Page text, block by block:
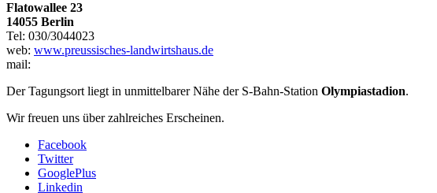
Flatowallee 23
14055 Berlin
Tel: 030/3044023
web: www.preussisches-landwirtshaus.de
mail:
Der Tagungsort liegt in unmittelbarer Nähe der S-Bahn-Station Olympiastadion.
Wir freuen uns über zahlreiches Erscheinen.
Facebook
Twitter
GooglePlus
Linkedin